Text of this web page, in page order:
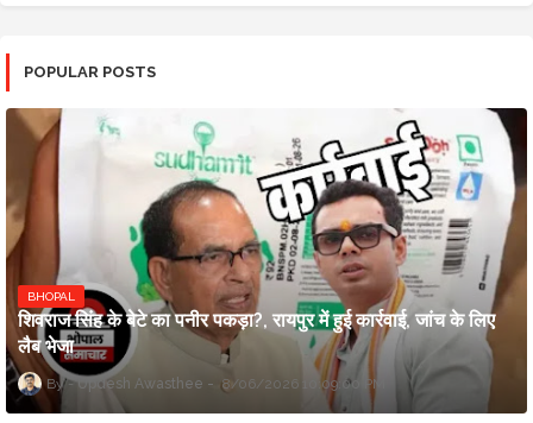
POPULAR POSTS
BHOPAL
शिवराज सिंह के बेटे का पनीर पकड़ा?, रायपुर में हुई कार्रवाई, जांच के लिए
लैब भेजा
Updesh Awasthee 8/06/2026 10:09:00 PM